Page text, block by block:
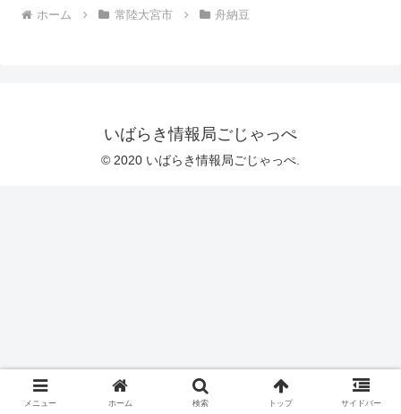
ホーム 常陸大宮市 舟納豆
いばらき情報局ごじゃっぺ
© 2020 いばらき情報局ごじゃっぺ.
メニュー ホーム 検索 トップ サイドバー